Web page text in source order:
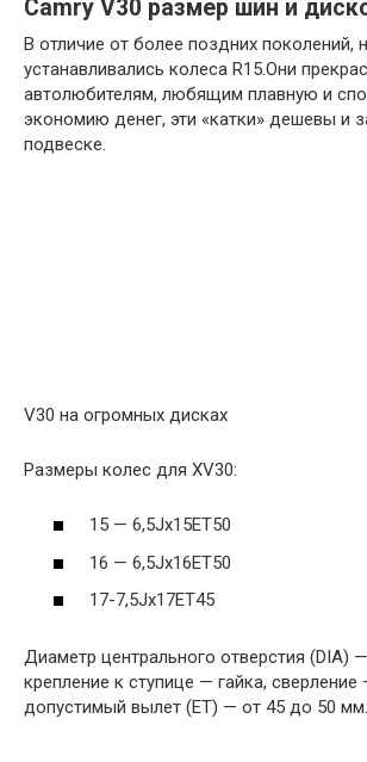
Camry V30 размер шин и
В отличие от более поздних поколений,
устанавливались колеса R15.Они
автолюбителям, любящим плавную и
экономию денег, эти «катки» дешевы и
подвеске.
V30 на огромных дисках
Размеры колес для XV30:
15 — 6,5Jx15ET50
16 — 6,5Jx16ET50
17-7,5Jx17ET45
Диаметр центрального отверстия (DIA)
крепление к ступице — гайка, сверление
допустимый вылет (ET) — от 45 до 50 мм.